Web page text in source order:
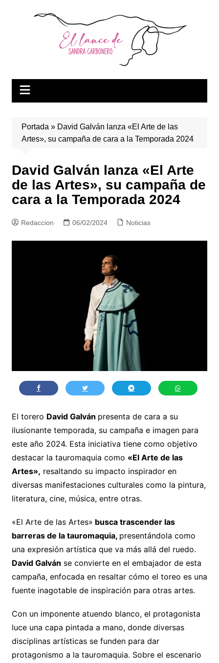
Portada » David Galván lanza «El Arte de las
Artes», su campaña de cara a la Temporada 2024
David Galván lanza «El Arte
de las Artes», su campaña de
cara a la Temporada 2024
Redaccion 06/02/2024 Noticias
El torero David Galván presenta de cara a su
ilusionante temporada, su campaña e imagen para
este año 2024. Esta iniciativa tiene como objetivo
destacar la tauromaquia como «El Arte de las
Artes», resaltando su impacto inspirador en
diversas manifestaciones culturales como la pintura,
literatura, cine, música, entre otras.
«El Arte de las Artes» busca trascender las
barreras de la tauromaquia, presentándola como
una expresión artística que va más allá del ruedo.
David Galván se convierte en el embajador de esta
campaña, enfocada en resaltar cómo el toreo es una
fuente inagotable de inspiración para otras artes.
Con un imponente atuendo blanco, el protagonista
luce una capa pintada a mano, donde diversas
disciplinas artísticas se funden para dar
protagonismo a la tauromaquia. Sobre el escenario